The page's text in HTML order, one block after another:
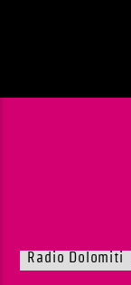
Radio Dolomiti